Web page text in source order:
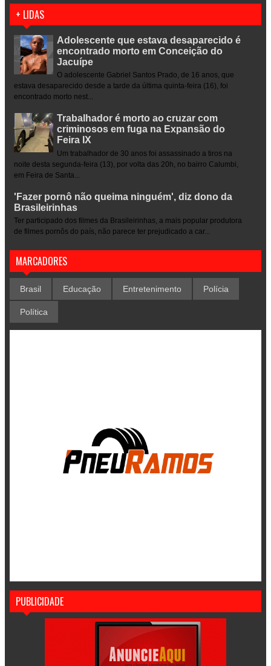
+ LIDAS
Adolescente que estava desaparecido é
encontrado morto em Conceição do
Jacuípe
O adolescente Gabriel Santos Prado, de 16 anos, que
estava desaparecido desde a tarde da última quinta-feira (16), foi
encontrado morto nest...
Trabalhador é morto ao cruzar com
criminosos em fuga na Expansão do
Feira IX
Um trabalhador de 30 anos foi assassinado a tiros na
noite desta segunda-feira (13), por volta das 20h, no bairro Calumbi,
em Feira de Santa...
'Fazer pornô não queima ninguém', diz dono da
Brasileirinhas
Ter participado dos filmes da Brasileirinhas, a mais popular produtora
de filmes pornôs do país, não parece ter prejudicado a car...
MARCADORES
Brasil Educação Entretenimento Polícia
Política
PUBLICIDADE